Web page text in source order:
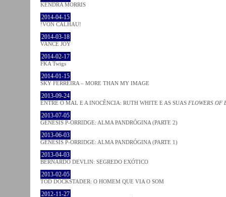
KENDRA MORRIS
2014-04-15
!VON CALHAU!
2014-03-18
VANCE JOY
2014-02-17
FKA Twigs
2014-01-15
SKY FERREIRA – MORE THAN MY IMAGE
2013-09-24
ENTRE O MAL E A INOCÊNCIA: RUTH WHITE E AS SUAS FLOWERS OF
2013-07-05
GENESIS P-ORRIDGE: ALMA PANDRÓGINA (PARTE 2)
2013-06-03
GENESIS P-ORRIDGE: ALMA PANDRÓGINA (PARTE 1)
2013-04-03
BERNARDO DEVLIN: SEGREDO EXÓTICO
2013-02-05
TOD DOCKSTADER: O HOMEM QUE VIA O SOM
2012-11-27